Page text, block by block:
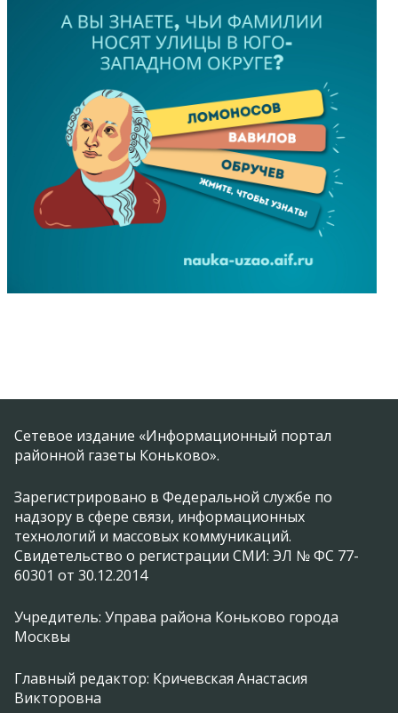
Сетевое издание «Информационный портал
районной газеты Коньково».
Зарегистрировано в Федеральной службе по
надзору в сфере связи, информационных
технологий и массовых коммуникаций.
Свидетельство о регистрации СМИ: ЭЛ № ФС 77-
60301 от 30.12.2014
Учредитель: Управа района Коньково города
Москвы
Главный редактор: Кричевская Анастасия
Викторовна